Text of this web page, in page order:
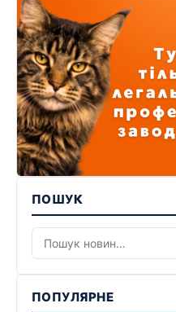
ПОШУК
ПОПУЛЯРНЕ